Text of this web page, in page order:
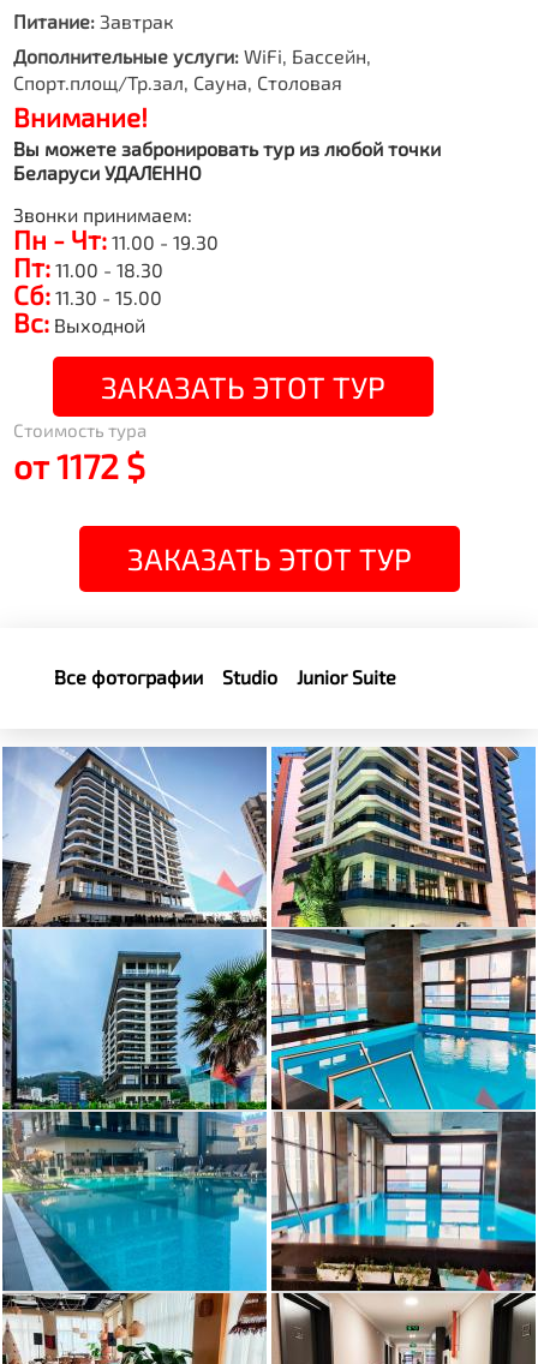
Питание: Завтрак
Дополнительные услуги: WiFi, Бассейн,
Спорт.площ/Тр.зал, Сауна, Столовая
Внимание!
Вы можете забронировать тур из любой точки
Беларуси УДАЛЕННО
Звонки принимаем:
Пн - Чт: 11.00 - 19.30
Пт: 11.00 - 18.30
Сб: 11.30 - 15.00
Вс: Выходной
ЗАКАЗАТЬ ЭТОТ ТУР
Стоимость тура
от 1172 $
ЗАКАЗАТЬ ЭТОТ ТУР
Все фотографии Studio Junior Suite